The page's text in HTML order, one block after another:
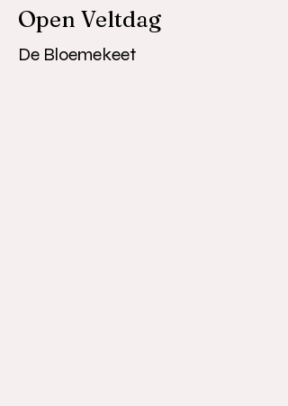
Open Veltdag
De Bloemekeet